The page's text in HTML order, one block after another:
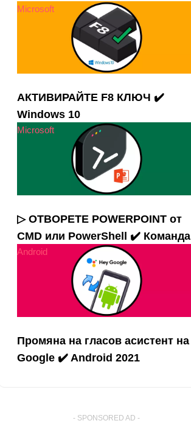
Microsoft
АКТИВИРАЙТЕ F8 КЛЮЧ ✔️
Windows 10
Microsoft
▷ ОТВОРЕТЕ POWERPOINT от
CMD или PowerShell ✔️ Команда
Android
Промяна на гласов асистент на
Google ✔️ Android 2021
- SPONSORED AD -